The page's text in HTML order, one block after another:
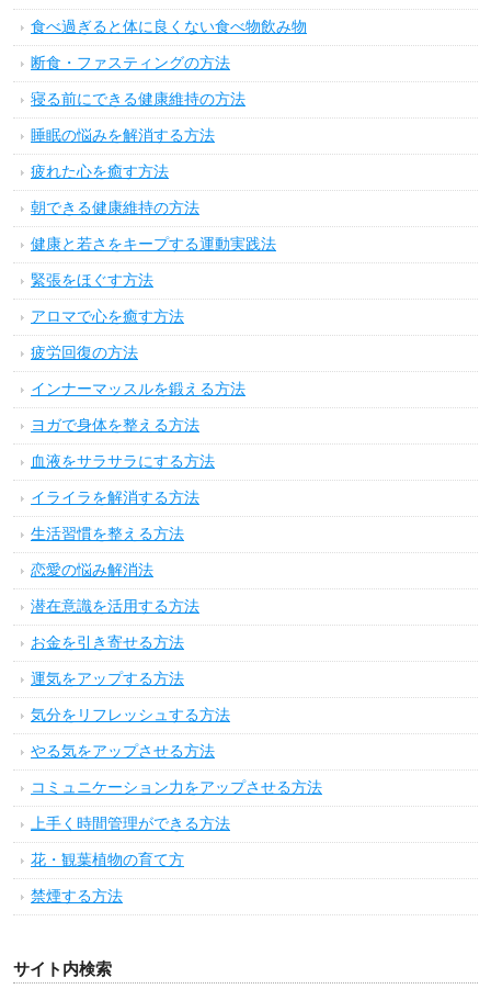
食べ過ぎると体に良くない食べ物飲み物
断食・ファスティングの方法
寝る前にできる健康維持の方法
睡眠の悩みを解消する方法
疲れた心を癒す方法
朝できる健康維持の方法
健康と若さをキープする運動実践法
緊張をほぐす方法
アロマで心を癒す方法
疲労回復の方法
インナーマッスルを鍛える方法
ヨガで身体を整える方法
血液をサラサラにする方法
イライラを解消する方法
生活習慣を整える方法
恋愛の悩み解消法
潜在意識を活用する方法
お金を引き寄せる方法
運気をアップする方法
気分をリフレッシュする方法
やる気をアップさせる方法
コミュニケーション力をアップさせる方法
上手く時間管理ができる方法
花・観葉植物の育て方
禁煙する方法
サイト内検索